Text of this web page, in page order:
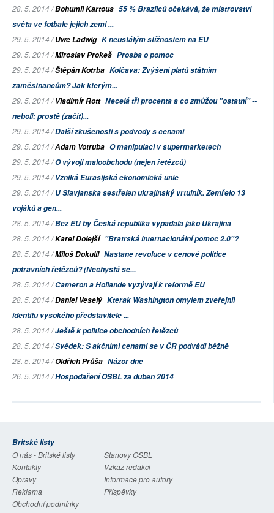
28. 5. 2014 /Bohumil Kartous 55 % Brazilců očekává, že mistrovství
světa ve fotbale jejich zemi ...
29. 5. 2014 /Uwe Ladwig K neustálým stížnostem na EU
29. 5. 2014 /Miroslav Prokeš Prosba o pomoc
29. 5. 2014 /Štěpán Kotrba Kolčava: Zvýšení platů státním
zaměstnancům? Jak kterým...
29. 5. 2014 /Vladimír Rott Necelá tři procenta a co zmůžou "ostatní" --
neboli: prostě (začít)...
29. 5. 2014 /Další zkušenosti s podvody s cenami
29. 5. 2014 /Adam Votruba O manipulaci v supermarketech
29. 5. 2014 /O vývoji maloobchodu (nejen řetězců)
29. 5. 2014 /Vzniká Eurasijská ekonomická unie
29. 5. 2014 /U Slavjanska sestřelen ukrajinský vrtulník. Zemřelo 13
vojáků a gen...
28. 5. 2014 /Bez EU by Česká republika vypadala jako Ukrajina
28. 5. 2014 /Karel Dolejší "Bratrská internacionální pomoc 2.0"?
28. 5. 2014 /Miloš Dokulil Nastane revoluce v cenové politice
potravních řetězců? (Nechystá se...
28. 5. 2014 /Cameron a Hollande vyzývají k reformě EU
28. 5. 2014 /Daniel Veselý Kterak Washington omylem zveřejnil
identitu vysokého představitele ...
28. 5. 2014 /Ještě k politice obchodních řetězců
28. 5. 2014 /Svědek: S akčními cenami se v ČR podvádí běžně
28. 5. 2014 /Oldřich Průša Názor dne
26. 5. 2014 /Hospodaření OSBL za duben 2014
Britské listy
O nás - Britské listy
Stanovy OSBL
Kontakty
Vzkaz redakci
Opravy
Informace pro autory
Reklama
Příspěvky
Obchodní podmínky